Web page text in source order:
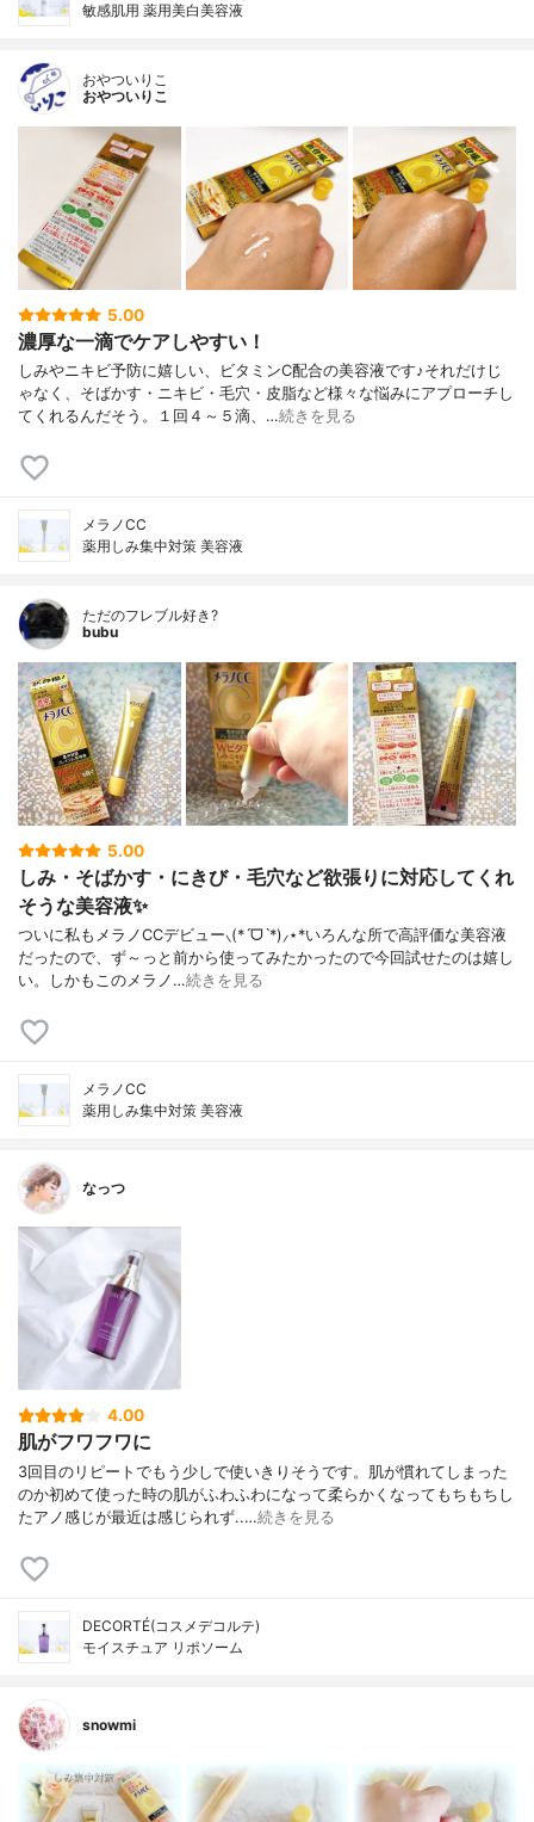
敏感肌用 薬用美白美容液
おやついりこ
おやついりこ
5.00
濃厚な一滴でケアしやすい！
しみやニキビ予防に嬉しい、ビタミンC配合の美容液です♪それだけじ
ゃなく、そばかす・ニキビ・毛穴・皮脂など様々な悩みにアプローチし
てくれるんだそう。１回４～５滴、…続きを見る
メラノCC
薬用しみ集中対策 美容液
ただのフレブル好き?
bubu
5.00
しみ・そばかす・にきび・毛穴など欲張りに対応してくれ
そうな美容液✨
ついに私もメラノCCデビュー⸜(*ˊᗜˋ*)⸝⋆*いろんな所で高評価な美容液
だったので、ず～っと前から使ってみたかったので今回試せたのは嬉し
い。しかもこのメラノ…続きを見る
メラノCC
薬用しみ集中対策 美容液
なっつ
4.00
肌がフワフワに
3回目のリピートでもう少しで使いきりそうです。肌が慣れてしまった
のか初めて使った時の肌がふわふわになって柔らかくなってもちもちし
たアノ感じが最近は感じられず..…続きを見る
DECORTÉ(コスメデコルテ)
モイスチュア リポソーム
snowmi